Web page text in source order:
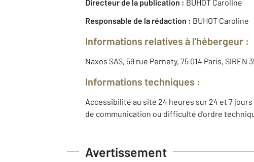
Directeur de la publication : BUHOT Caroline
Responsable de la rédaction : BUHOT Caroline
Informations relatives à l'hébergeur :
Naxos SAS, 59 rue Pernety, 75 014 Paris, SIREN
Informations techniques :
Accessibilité au site 24 heures sur 24 et 7
de communication ou difficulté d'ordre
Avertissement